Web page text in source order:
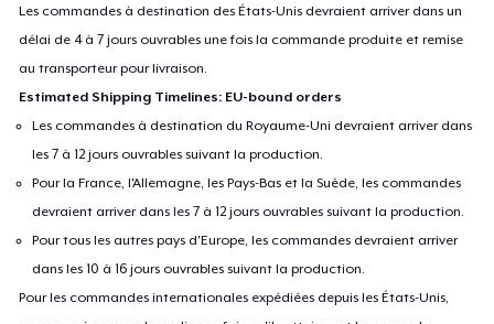
Les commandes à destination des États-Unis devraient arriver dans un
délai de 4 à 7 jours ouvrables une fois la commande produite et remise
au transporteur pour livraison.
Estimated Shipping Timelines: EU-bound orders
Les commandes à destination du Royaume-Uni devraient arriver dans
les 7 à 12 jours ouvrables suivant la production.
Pour la France, l'Allemagne, les Pays-Bas et la Suède, les commandes
devraient arriver dans les 7 à 12 jours ouvrables suivant la production.
Pour tous les autres pays d'Europe, les commandes devraient arriver
dans les 10 à 16 jours ouvrables suivant la production.
Pour les commandes internationales expédiées depuis les États-Unis,